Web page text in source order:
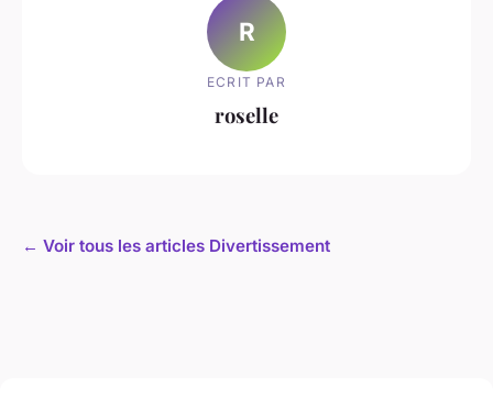
R
ECRIT PAR
roselle
← Voir tous les articles Divertissement